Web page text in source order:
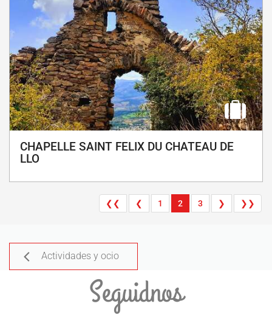
CHAPELLE SAINT FELIX DU CHATEAU DE
LLO
❮❮ ❮ 1 2 3 ❯ ❯❯
Actividades y ocio
Seguidnos